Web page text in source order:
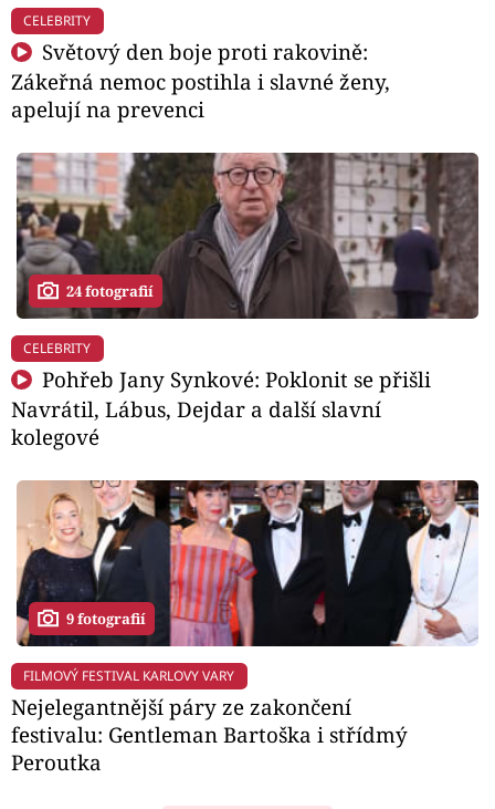
CELEBRITY
Světový den boje proti rakovině:
Zákeřná nemoc postihla i slavné ženy,
apelují na prevenci
24 fotografií
CELEBRITY
Pohřeb Jany Synkové: Poklonit se přišli
Navrátil, Lábus, Dejdar a další slavní
kolegové
9 fotografií
FILMOVÝ FESTIVAL KARLOVY VARY
Nejelegantnější páry ze zakončení
festivalu: Gentleman Bartoška i střídmý
Peroutka